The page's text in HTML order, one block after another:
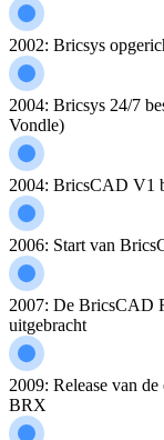
2002: Bricsys
2004: Bricsys 24/7
Vondle)
2004: BricsCAD V1
2006: Start van
2007: De BricsCAD
uitgebracht
2009: Release van
BRX